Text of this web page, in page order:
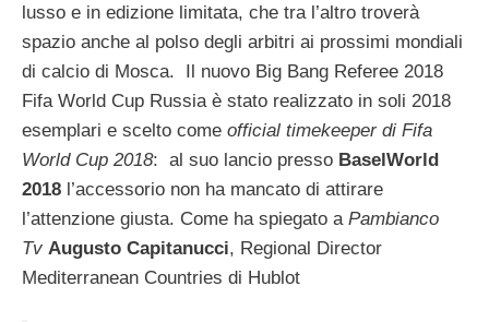
lusso e in edizione limitata, che tra l’altro troverà
spazio anche al polso degli arbitri ai prossimi mondiali
di calcio di Mosca. Il nuovo Big Bang Referee 2018
Fifa World Cup Russia è stato realizzato in soli 2018
esemplari e scelto come official timekeeper di Fifa
World Cup 2018: al suo lancio presso BaselWorld
2018 l’accessorio non ha mancato di attirare
l’attenzione giusta. Come ha spiegato a Pambianco
Tv Augusto Capitanucci, Regional Director
Mediterranean Countries di Hublot